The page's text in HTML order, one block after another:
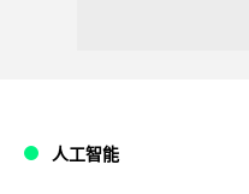
人工智能